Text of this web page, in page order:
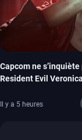
Capcom ne
Resident Evil
Il y a 5 heures